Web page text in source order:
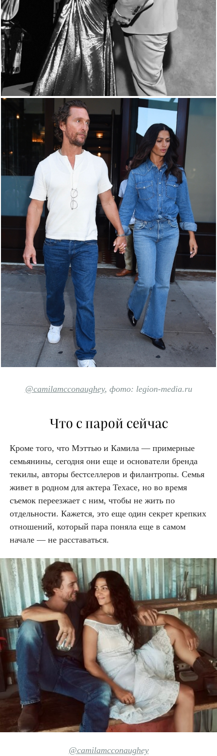
@camilamcconaughey, фото: legion-media.ru
Что с парой сейчас
Кроме того, что Мэттью и Камила — примерные
семьянины, сегодня они еще и основатели бренда
текилы, авторы бестселлеров и филантропы. Семья
живет в родном для актера Техасе, но во время
съемок переезжает с ним, чтобы не жить по
отдельности. Кажется, это еще один секрет крепких
отношений, который пара поняла еще в самом
начале — не расставаться.
@camilamcconaughey